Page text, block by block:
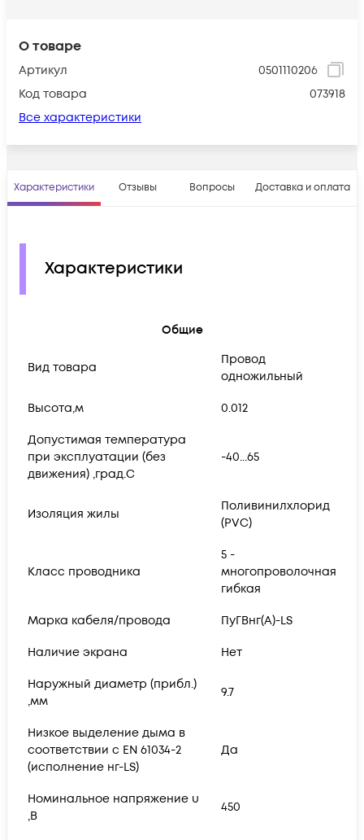
О товаре
Артикул
0501110206
Код товара
073918
Все характеристики
Характеристики Отзывы Вопросы Доставка и оплата
Характеристики
Общие
Вид товара
Провод
одножильный
Высота,м 0.012
Допустимая температура
при эксплуатации (без
движения) ,град.C
-40...65
Изоляция жилы
Поливинилхлорид
(PVC)
Класс проводника
5 -
многопроволочная
гибкая
Марка кабеля/провода ПуГВнг(А)-LS
Наличие экрана Нет
Наружный диаметр (прибл.)
,мм
9.7
Низкое выделение дыма в
соответствии с EN 61034-2
(исполнение нг-LS)
Да
Номинальное напряжение u
,В
450